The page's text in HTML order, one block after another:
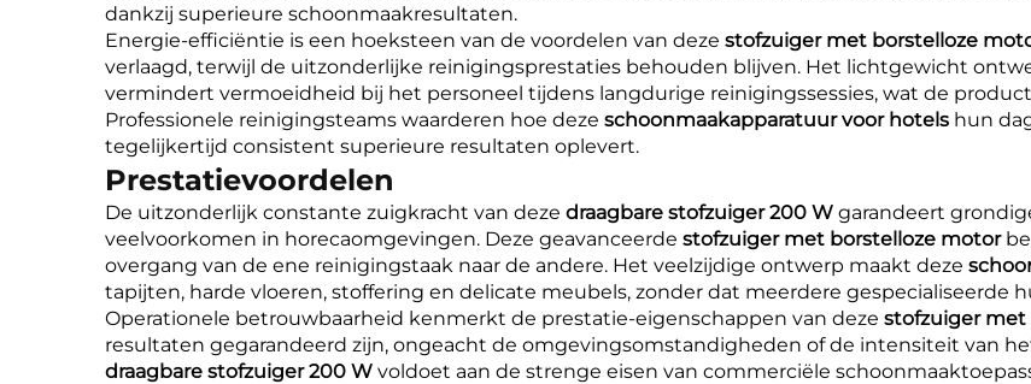
dankzij superieure schoonmaakresultaten.
Energie-efficiëntie is een hoeksteen van de voordelen van deze stofzuiger met borstelloze
verlaagd, terwijl de uitzonderlijke reinigingsprestaties behouden blijven. Het lichtgewicht
vermindert vermoeidheid bij het personeel tijdens langdurige reinigingssessies, wat de
Professionele reinigingsteams waarderen hoe deze schoonmaakapparatuur voor hotels hun
tegelijkertijd consistent superieure resultaten oplevert.
Prestatievoordelen
De uitzonderlijk constante zuigkracht van deze draagbare stofzuiger 200 W garandeert
veelvoorkomen in horecaomgevingen. Deze geavanceerde stofzuiger met borstelloze motor
overgang van de ene reinigingstaak naar de andere. Het veelzijdige ontwerp maakt deze
tapijten, harde vloeren, stoffering en delicate meubels, zonder dat meerdere gespecialiseerde
Operationele betrouwbaarheid kenmerkt de prestatie-eigenschappen van deze stofzuiger
resultaten gegarandeerd zijn, ongeacht de omgevingsomstandigheden of de intensiteit van
draagbare stofzuiger 200 W voldoet aan de strenge eisen van commerciële